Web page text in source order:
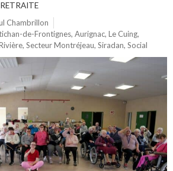
Chambrillon
de-Frontignes, Aurignac, Le Cuing,
, Secteur Montréjeau, Siradan, Social